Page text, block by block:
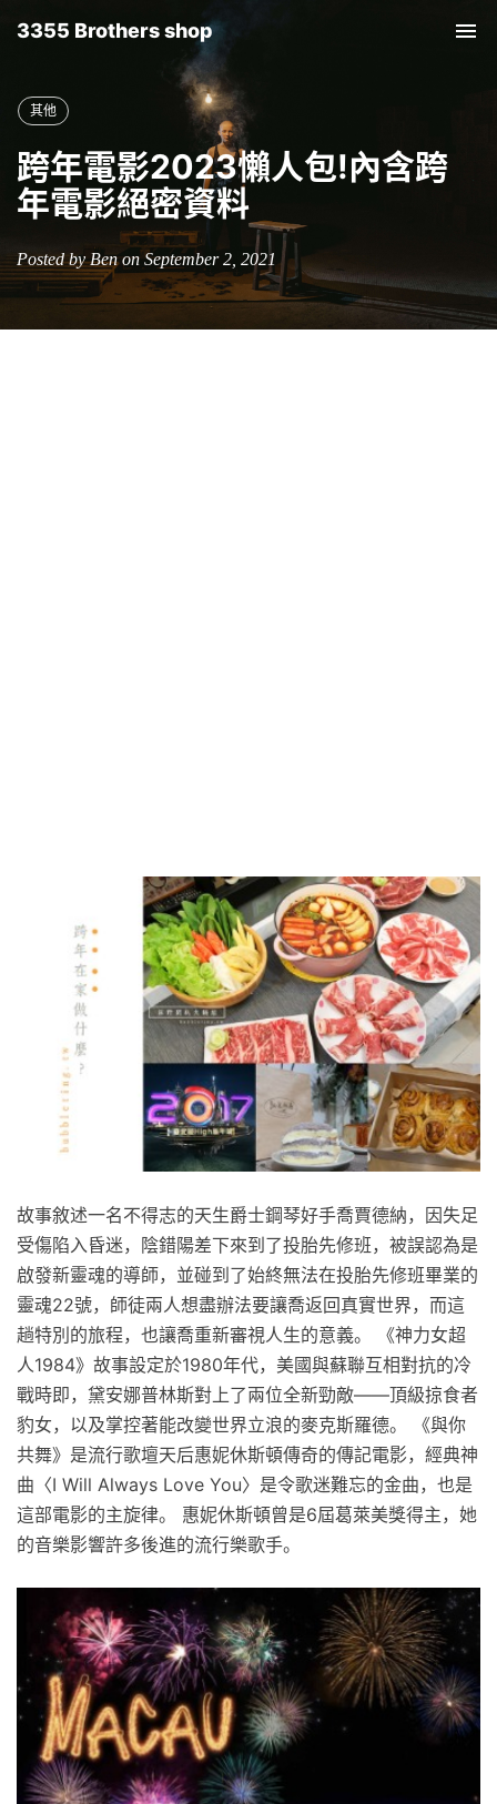
3355 Brothers shop
其他
跨年電影2023懶人包!內含跨
年電影絕密資料
Posted by Ben on September 2, 2021
故事敘述一名不得志的天生爵士鋼琴好手喬賈德納，因失足
受傷陷入昏迷，陰錯陽差下來到了投胎先修班，被誤認為是
啟發新靈魂的導師，並碰到了始終無法在投胎先修班畢業的
靈魂22號，師徒兩人想盡辦法要讓喬返回真實世界，而這
趟特別的旅程，也讓喬重新審視人生的意義。 《神力女超
人1984》故事設定於1980年代，美國與蘇聯互相對抗的冷
戰時即，黛安娜普林斯對上了兩位全新勁敵——頂級掠食者
豹女，以及掌控著能改變世界立浪的麥克斯羅德。 《與你
共舞》是流行歌壇天后惠妮休斯頓傳奇的傳記電影，經典神
曲〈I Will Always Love You〉是令歌迷難忘的金曲，也是
這部電影的主旋律。 惠妮休斯頓曾是6屆葛萊美獎得主，她
的音樂影響許多後進的流行樂歌手。